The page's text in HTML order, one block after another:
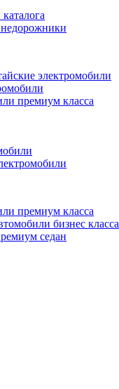
электромобили
премиум класса
премиум класса
бизнес класса
седан